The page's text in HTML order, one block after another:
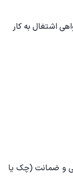
اشتغال به کار
و ضمانت (چک یا